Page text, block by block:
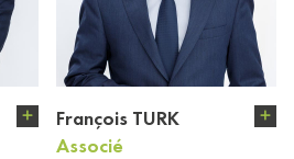
François TURK
Associé